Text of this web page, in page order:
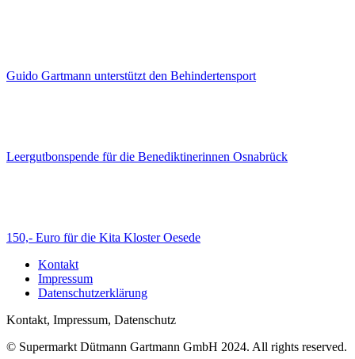
Guido Gartmann unterstützt den Behindertensport
Leergutbonspende für die Benediktinerinnen Osnabrück
150,- Euro für die Kita Kloster Oesede
Kontakt
Impressum
Datenschutzerklärung
Kontakt, Impressum, Datenschutz
© Supermarkt Dütmann Gartmann GmbH 2024. All rights reserved.